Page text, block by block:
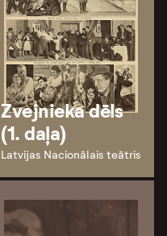
Zvejnieka dēls
(1. daļa)
Latvijas Nacionālais teātris